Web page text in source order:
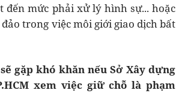
đến mức phải xử lý hình sự... hoặc
trong việc môi giới giao dịch bất
gặp khó khăn nếu Sở Xây dựng
xem việc giữ chỗ là phạm